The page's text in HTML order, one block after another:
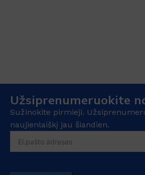
Užsiprenumeruokite
Sužinokite pirmieji.
naujienlaiškį jau šiandien.